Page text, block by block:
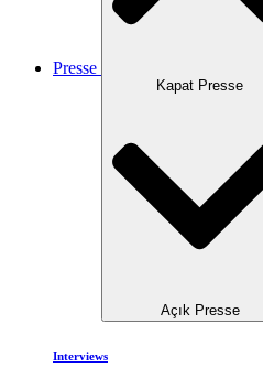
Presse
Kapat Presse
Açık Presse
Interviews